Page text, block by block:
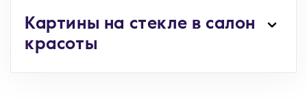
Картины на стекле в салон
красоты